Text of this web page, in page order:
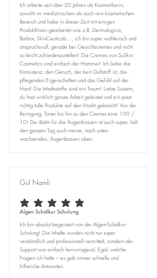
Ich arbeite seit über 20 Jahren als Kosmetikerin,
sowohl im medizinischen als auch rein kosmetischen
Bereich und habe in dieser Zeit mit einigen
Produktlinien gearbeitet wie z.B. Dermalogica,
Barbor, SkinCeuticals…, ich bin super wählerisch und
anspruchsvoll, gerade bei Gesichtscremes und nicht
so leicht zufriedenzustellen! Die Cremes von SuSkin
Cosmetics sind einfach der Hammer! Ich liebe die
Konsistenz, den Geruch, der kein Duftstoff ist, die
pflegenden Eigenschaften und das Gefühl auf der
Haut! Die Inhaltsstoffe sind ein Traum! Liebe Susann,
du hast wirklich ganze Arbeit geleistet und ein paar
richtig tolle Produkte auf den Markt gebracht! Von der
Reinigung, Toner bis hin zu den Cremes eine 100 /
10! Der Balm für die Augenbrauen ist auch super, hält
den ganzen Tag auch meine, nach unten
wachsenden, Augenbrauen oben.
Gül Namli
average rating is 5 out of 5
Algen Schälkur Schulung
Ich bin absolut begeistert von der Algen-Schälkur-
Schulung! Die Inhalte wurden nicht nur super
verständlich und professionell vermittelt, sondern der
Support war einfach hervorragend. Egal, welche
Fragen ich hatte – es gab immer schnelle und
hilfreiche Antworten.